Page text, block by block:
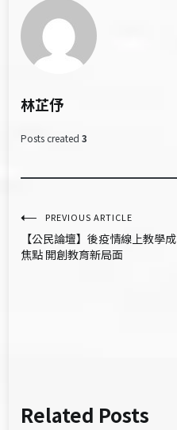
林芷伃
Posts created 3
文
章
PREVIOUS ARTICLE
【公民論壇】後疫情線上教學成
焦點 開創教育新局面
Related Posts